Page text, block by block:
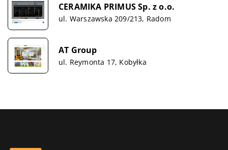
CERAMIKA PRIMUS Sp. z o.o.
ul. Warszawska 209/213, Radom
AT Group
ul. Reymonta 17, Kobyłka